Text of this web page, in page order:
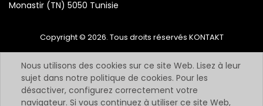
Monastir (TN) 5050 Tunisie
Copyright © 2026. Tous droits réservés KONTAKT
Nous utilisons des cookies sur ce site Web. Lisez à leur
sujet dans notre politique de cookies. Pour les
désactiver, configurez correctement votre
navigateur. Si vous continuez à utiliser ce site Web,